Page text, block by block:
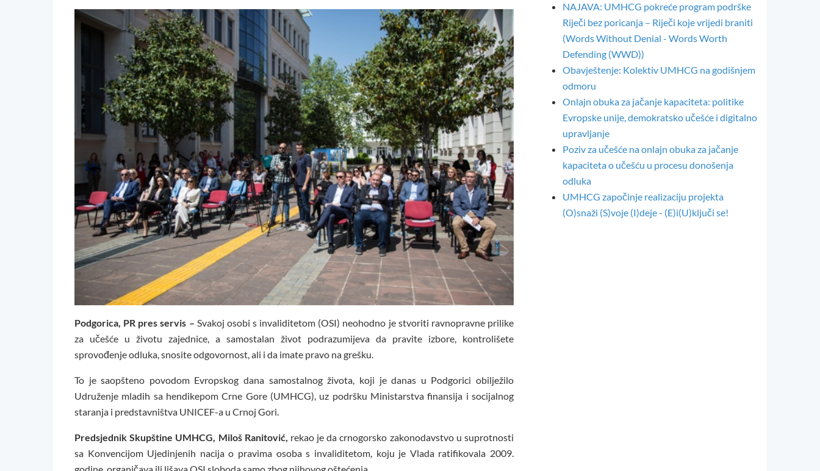
Podgorica, PR pres servis – Svakoj osobi s invaliditetom (OSI) neohodno je stvoriti ravnopravne prilike
za učešće u životu zajednice, a samostalan život podrazumijeva da pravite izbore, kontrolišete
sprovođenje odluka, snosite odgovornost, ali i da imate pravo na grešku.
To je saopšteno povodom Evropskog dana samostalnog života, koji je danas u Podgorici obilježilo
Udruženje mladih sa hendikepom Crne Gore (UMHCG), uz podršku Ministarstva finansija i socijalnog
staranja i predstavništva UNICEF-a u Crnoj Gori.
Predsjednik Skupštine UMHCG, Miloš Ranitović, rekao je da crnogorsko zakonodavstvo u suprotnosti
sa Konvencijom Ujedinjenih nacija o pravima osoba s invaliditetom, koju je Vlada ratifikovala 2009.
NAJAVA: UMHCG pokreće program podrške
Riječi bez poricanja – Riječi koje vrijedi braniti
(Words Without Denial - Words Worth
Defending (WWD))
Obavještenje: Kolektiv UMHCG na godišnjem
odmoru
Onlajn obuka za jačanje kapaciteta: politike
Evropske unije, demokratsko učešće i digitalno
upravljanje
Poziv za učešće na onlajn obuka za jačanje
kapaciteta o učešću u procesu donošenja
odluka
UMHCG započinje realizaciju projekta
(O)snaži (S)voje (I)deje - (E)i(U)ključi se!